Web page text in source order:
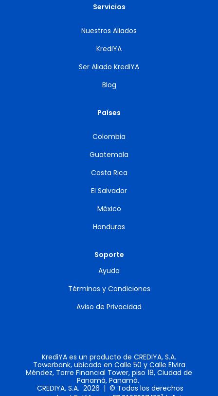
Servicios
Nuestros Aliados
KrediYA
Ser Aliado KrediYA
Blog
Países
Colombia
Guatemala
Costa Rica
El Salvador
México
Honduras
Soporte
Ayuda
Términos y Condiciones
Aviso de Privacidad
KrediYA es un producto de CREDIYA, S.A.
Towerbank, ubicado en Calle 50 y Calle Elvira
Méndez, Torre Financial Tower, piso 18, Ciudad de
Panamá, Panamá.
CREDIYA, S.A. 2026 | © Todos los derechos